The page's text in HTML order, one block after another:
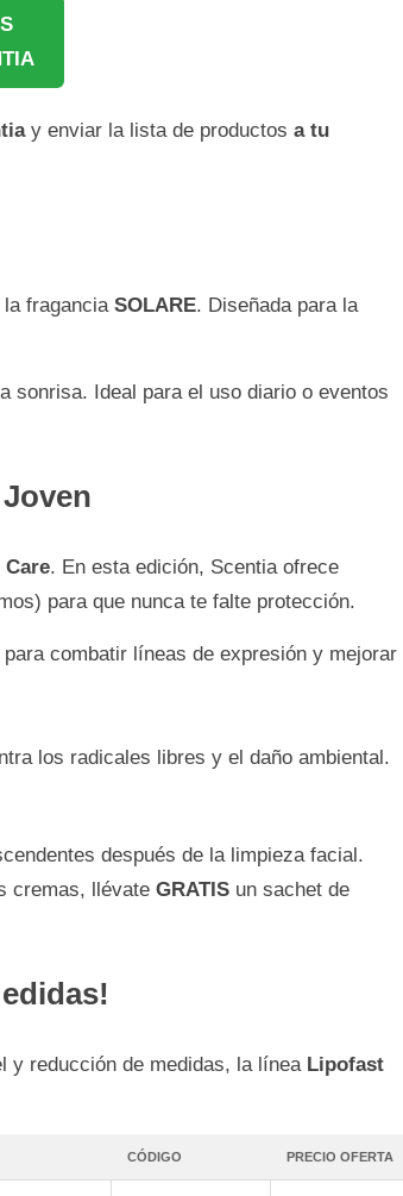
y enviar la lista de productos a tu
fragancia SOLARE. Diseñada para la
sonrisa. Ideal para el uso diario o eventos
Care. En esta edición, Scentia ofrece
para que nunca te falte protección.
para combatir líneas de expresión y mejorar
los radicales libres y el daño ambiental.
después de la limpieza facial.
cremas, llévate GRATISun sachet de
y reducción de medidas, la línea Lipofast
CÓDIGO PRECIO OFERTA